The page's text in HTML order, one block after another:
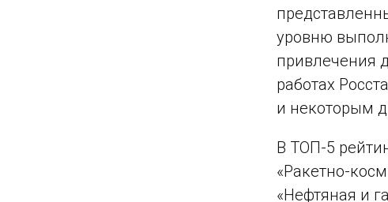
уровню
привлечения
работах
и некоторым
В ТОП-5
«Ракетно-
«Нефтяная и